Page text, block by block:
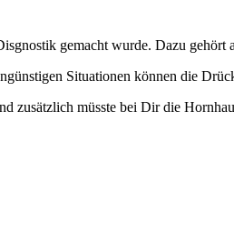
gemacht wurde. Dazu gehört
Situationen können die
müsste bei Dir die